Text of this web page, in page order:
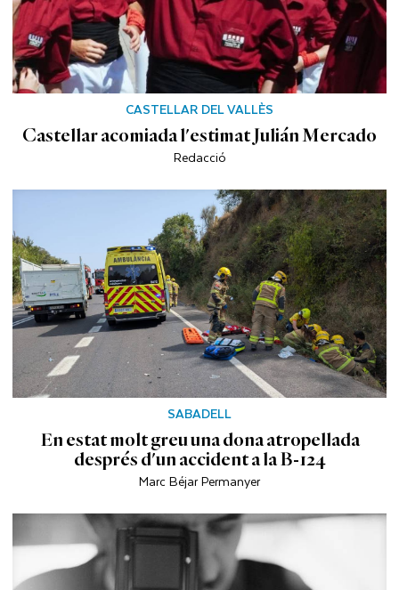
CASTELLAR DEL VALLÈS
Castellar acomiada l'estimat Julián Mercado
Redacció
SABADELL
En estat molt greu una dona atropellada
després d'un accident a la B-124
Marc Béjar Permanyer